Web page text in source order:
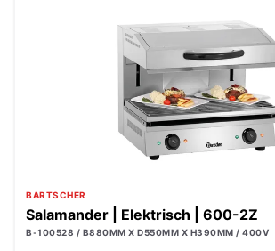
BARTSCHER
Salamander | Elektrisch | 600-2Z
B-100528 / B880MM X D550MM X H390MM / 400V